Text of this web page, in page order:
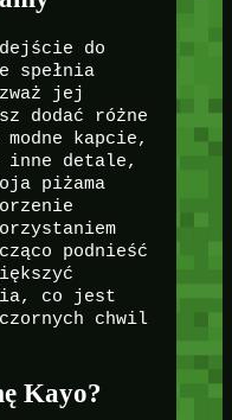
do
spełnia
jej
dodać różne
kapcie,
detale,
piżama
podnieść
co jest
chwil
Kayo?